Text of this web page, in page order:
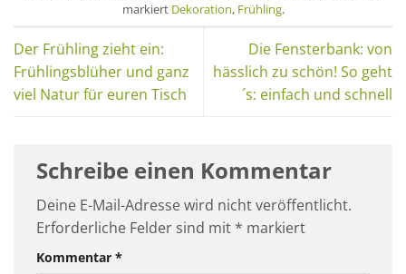
markiert Dekoration, Frühling.
Der Frühling zieht ein:
Frühlingsblüher und ganz
viel Natur für euren Tisch
Die Fensterbank: von
hässlich zu schön! So geht
´s: einfach und schnell
Schreibe einen Kommentar
Deine E-Mail-Adresse wird nicht veröffentlicht.
Erforderliche Felder sind mit * markiert
Kommentar *